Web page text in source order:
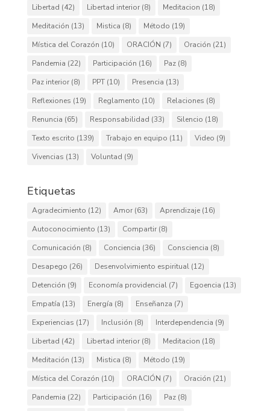
Libertad (42) Libertad interior(8) Meditacion (18)
Meditación (13) Mistica (8) Método (19)
Mística del Corazón (10) ORACIÓN (7) Oración (21)
Pandemia (22) Participación (16) Paz(8)
Paz interior(8) PPT(10) Presencia (13)
Reflexiones (19) Reglamento (10) Relaciones (8)
Renuncia (65) Responsabilidad (33) Silencio (18)
Texto escrito (139) Trabajo en equipo (11) Video (9)
Vivencias (13) Voluntad (9)
Etiquetas
Agradecimiento (12) Amor(63) Aprendizaje(16)
Autoconocimiento (13) Compartir(8)
Comunicación (8) Conciencia (36) Consciencia (8)
Desapego (26) Desenvolvimiento espiritual(12)
Detención (9) Economía providencial(7) Egoencia (13)
Empatía (13) Energía (8) Enseñanza (7)
Experiencias (17) Inclusión (8) Interdependencia (9)
Libertad (42) Libertad interior(8) Meditacion (18)
Meditación (13) Mistica (8) Método (19)
Mística del Corazón (10) ORACIÓN (7) Oración (21)
Pandemia (22) Participación (16) Paz(8)